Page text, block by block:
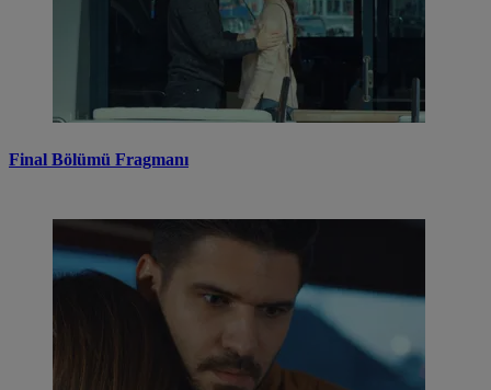
Final Bölümü Fragmanı